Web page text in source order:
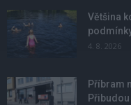
Většina
4. 8. 2026
Příbram